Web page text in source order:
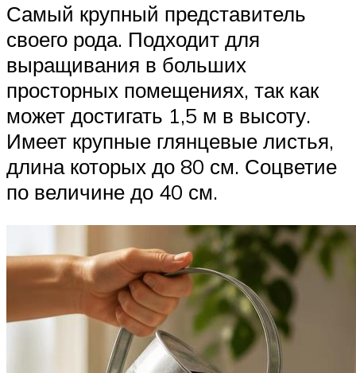
Самый крупный представитель
своего рода. Подходит для
выращивания в больших
просторных помещениях, так как
может достигать 1,5 м в высоту.
Имеет крупные глянцевые листья,
длина которых до 80 см. Соцветие
по величине до 40 см.